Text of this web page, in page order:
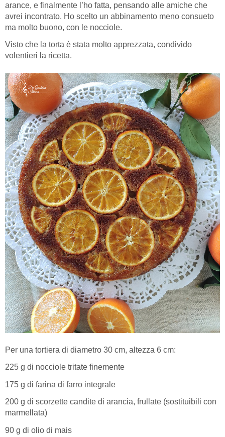
arance, e finalmente l’ho fatta, pensando alle amiche che
avrei incontrato. Ho scelto un abbinamento meno consueto
ma molto buono, con le nocciole.
Visto che la torta è stata molto apprezzata, condivido
volentieri la ricetta.
Per una tortiera di diametro 30 cm, altezza 6 cm:
225 g di nocciole tritate finemente
175 g di farina di farro integrale
200 g di scorzette candite di arancia, frullate (sostituibili con
marmellata)
90 g di olio di mais